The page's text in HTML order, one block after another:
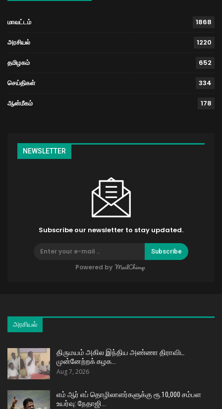
மாவட்டம் 1868
அரசியல் 1220
தமிழகம் 652
செய்திகள் 334
ஆன்மீகம் 178
NEWSLETTER
Subscribe our newsletter to stay updated.
Subscribe
Powered by
அரசியல்
திருமயம் அகில இந்திய அண்ணா திராவிட
முன்னேற்றக் கழக…
Aug 7, 2026
எம் ஆர் எப் தொழிலாளர்களுக்கு ரூ.10,000 சம்பள
உயர்வு: நேதாஜி…